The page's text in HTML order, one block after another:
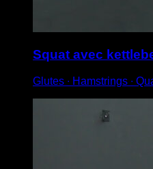
Squat avec
Glutes ∙ Hamstrings ∙